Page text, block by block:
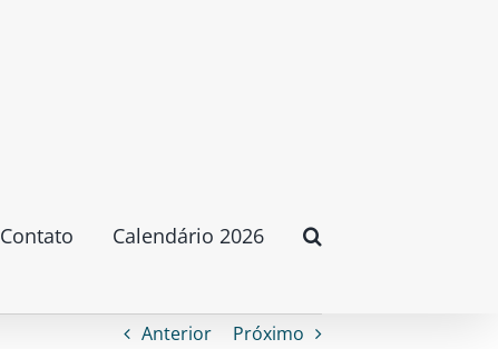
Contato Calendário 2026
Anterior Próximo